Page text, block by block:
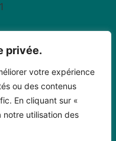
privée.
votre expérience
ou des contenus
En cliquant sur «
utilisation des
CRÉDITS